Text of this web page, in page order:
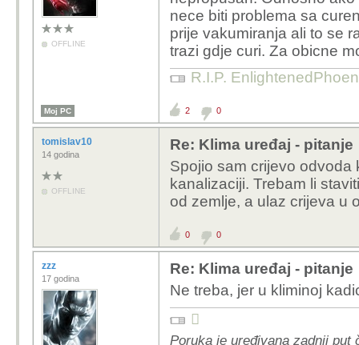
OFFLINE
nece biti problema sa
prije vakumiranja ali to se
trazi gdje curi. Za obicne
R.I.P.
Moj PC 2 0
tomislav10
14 godina
OFFLINE
Re: Klima uređaj - pitanje
Spojio sam crijevo
kanalizaciji. Trebam li
od zemlje, a ulaz crijeva u
0 0
zzz
17 godina
Re: Klima uređaj - pitanje
Ne treba, jer u kliminoj

Poruka je uređivana zadnji put